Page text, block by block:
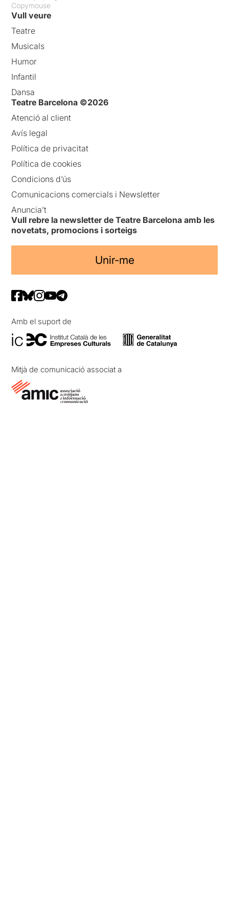
Copymouse
Vull veure
Teatre
Musicals
Humor
Infantil
Dansa
Teatre Barcelona ©2026
Atenció al client
Avís legal
Política de privacitat
Política de cookies
Condicions d’ús
Comunicacions comercials i Newsletter
Anuncia’t
Vull rebre la newsletter de Teatre Barcelona amb les
novetats, promocions i sorteigs
Unir-me
Amb el suport de
Mitjà de comunicació associat a